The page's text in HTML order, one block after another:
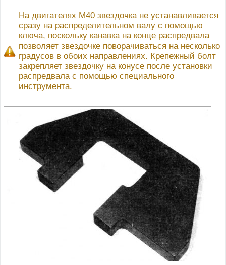
На двигателях М40 звездочка не устанавливается
сразу на распределительном валу с помощью
ключа, поскольку канавка на конце распредвала
позволяет звездочке поворачиваться на несколько
градусов в обоих направлениях. Крепежный болт
закрепляет звездочку на конусе после установки
распредвала с помощью специального
инструмента.